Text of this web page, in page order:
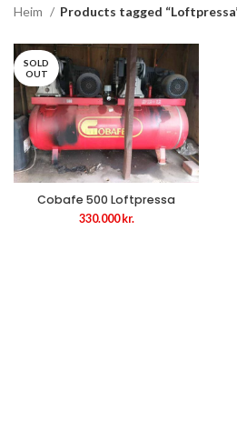
Heim Products tagged
SOLD
OUT
Cobafe 500 Loftpressa
330.000 kr.